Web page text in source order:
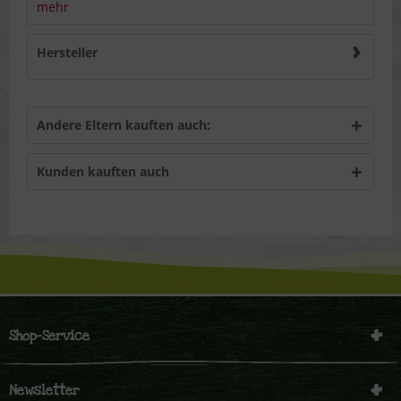
mehr
Hersteller
Andere Eltern kauften auch:
Kunden kauften auch
Shop-Service
Newsletter